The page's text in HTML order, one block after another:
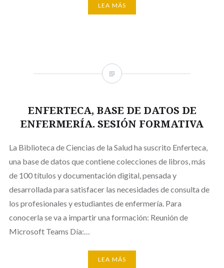
LEA MÁS
ENFERTECA, BASE DE DATOS DE
ENFERMERÍA. SESIÓN FORMATIVA
La Biblioteca de Ciencias de la Salud ha suscrito Enferteca,
una base de datos que contiene colecciones de libros, más
de 100 títulos y documentación digital, pensada y
desarrollada para satisfacer las necesidades de consulta de
los profesionales y estudiantes de enfermería. Para
conocerla se va a impartir una formación: Reunión de
Microsoft Teams Día:…
LEA MÁS